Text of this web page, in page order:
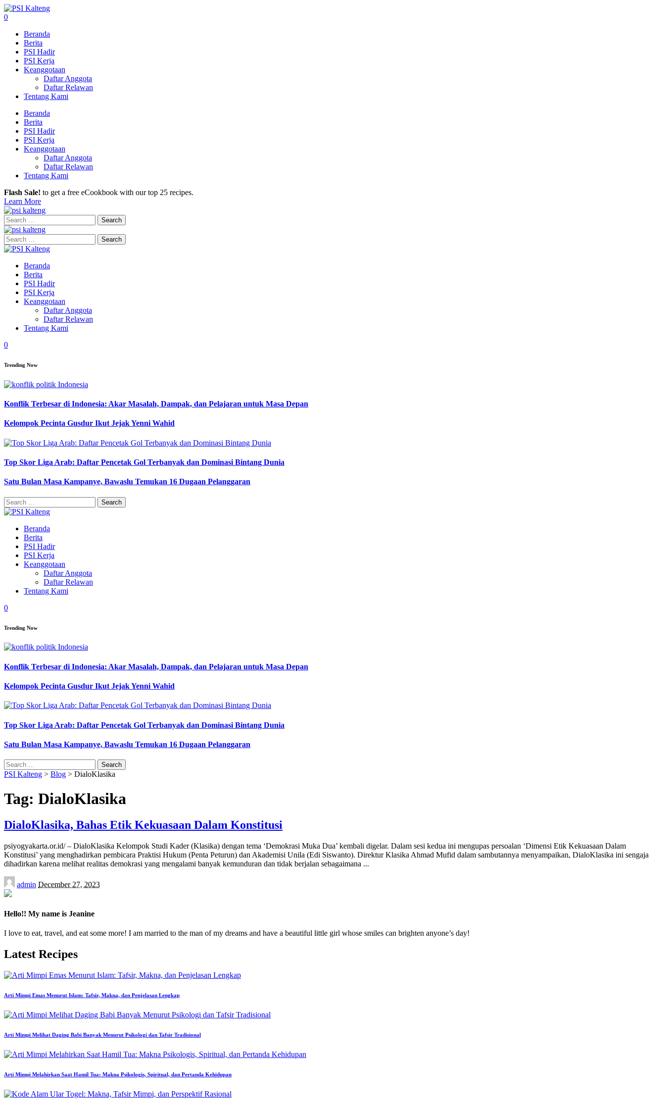
0
Beranda
Berita
PSI Hadir
PSI Kerja
Keanggotaan
Daftar Anggota
Daftar Relawan
Tentang Kami
Beranda
Berita
PSI Hadir
PSI Kerja
Keanggotaan
Daftar Anggota
Daftar Relawan
Tentang Kami
Flash Sale! to get a free eCookbook with our top 25 recipes.
Learn More
Search
for:
Search
for:
Beranda
Berita
PSI Hadir
PSI Kerja
Keanggotaan
Daftar Anggota
Daftar Relawan
Tentang Kami
0
Trending Now
Konflik Terbesar di Indonesia: Akar Masalah, Dampak, dan Pelajaran untuk Masa Depan
Kelompok Pecinta Gusdur Ikut Jejak Yenni Wahid
Top Skor Liga Arab: Daftar Pencetak Gol Terbanyak dan Dominasi Bintang Dunia
Satu Bulan Masa Kampanye, Bawaslu Temukan 16 Dugaan Pelanggaran
Search
for:
Beranda
Berita
PSI Hadir
PSI Kerja
Keanggotaan
Daftar Anggota
Daftar Relawan
Tentang Kami
0
Trending Now
Konflik Terbesar di Indonesia: Akar Masalah, Dampak, dan Pelajaran untuk Masa Depan
Kelompok Pecinta Gusdur Ikut Jejak Yenni Wahid
Top Skor Liga Arab: Daftar Pencetak Gol Terbanyak dan Dominasi Bintang Dunia
Satu Bulan Masa Kampanye, Bawaslu Temukan 16 Dugaan Pelanggaran
Search
for:
PSI Kalteng > Blog > DialoKlasika
Tag: DialoKlasika
DialoKlasika, Bahas Etik Kekuasaan Dalam Konstitusi
psiyogyakarta.or.id/ – DialoKlasika Kelompok Studi Kader (Klasika) dengan tema ‘Demokrasi Muka Dua’ kembali digelar. Dalam sesi kedua ini mengupas persoalan ‘Dimensi Etik Kekuasaan Dalam
Konstitusi’ yang menghadirkan pembicara Praktisi Hukum (Penta Peturun) dan Akademisi Unila (Edi Siswanto). Direktur Klasika Ahmad Mufid dalam sambutannya menyampaikan, DialoKlasika ini sengaja
dihadirkan karena melihat realitas demokrasi yang mengalami banyak kemunduran dan tidak berjalan sebagaimana ...
Posted
by
admin December 27, 2023
Hello!! My name is Jeanine
I love to eat, travel, and eat some more! I am married to the man of my dreams and have a beautiful little girl whose smiles can brighten anyone’s day!
Latest Recipes
Arti Mimpi Emas Menurut Islam: Tafsir, Makna, dan Penjelasan Lengkap
Arti Mimpi Melihat Daging Babi Banyak Menurut Psikologi dan Tafsir Tradisional
Arti Mimpi Melahirkan Saat Hamil Tua: Makna Psikologis, Spiritual, dan Pertanda Kehidupan